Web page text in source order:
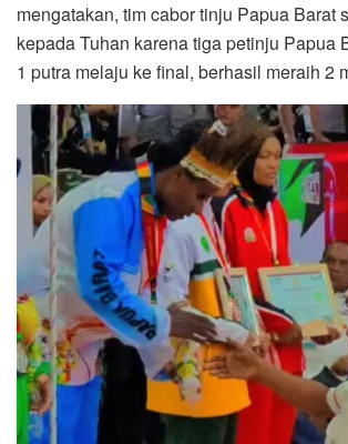
mengatakan, tim cabor tinju Papua Barat
kepada Tuhan karena tiga petinju Papua
1 putra melaju ke final, berhasil meraih 2